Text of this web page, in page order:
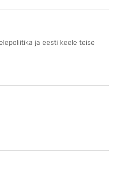
ja eesti keele teise